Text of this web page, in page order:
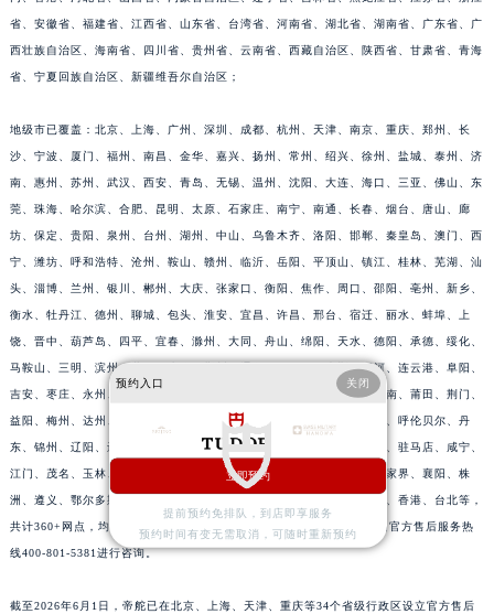
省、安徽省、福建省、江西省、山东省、台湾省、河南省、湖北省、湖南省、广东省、广
西壮族自治区、海南省、四川省、贵州省、云南省、西藏自治区、陕西省、甘肃省、青海
省、宁夏回族自治区、新疆维吾尔自治区；
地级市已覆盖：北京、上海、广州、深圳、成都、杭州、天津、南京、重庆、郑州、长
沙、宁波、厦门、福州、南昌、金华、嘉兴、扬州、常州、绍兴、徐州、盐城、泰州、济
南、惠州、苏州、武汉、西安、青岛、无锡、温州、沈阳、大连、海口、三亚、佛山、东
莞、珠海、哈尔滨、合肥、昆明、太原、石家庄、南宁、南通、长春、烟台、唐山、廊
坊、保定、贵阳、泉州、台州、湖州、中山、乌鲁木齐、洛阳、邯郸、秦皇岛、澳门、西
宁、潍坊、呼和浩特、沧州、鞍山、赣州、临沂、岳阳、平顶山、镇江、桂林、芜湖、汕
头、淄博、兰州、银川、郴州、大庆、张家口、衡阳、焦作、周口、邵阳、亳州、新乡、
衡水、牡丹江、德州、聊城、包头、淮安、宜昌、许昌、邢台、宿迁、丽水、蚌埠、上
饶、晋中、葫芦岛、四平、宜春、滁州、大同、舟山、绵阳、天水、德阳、承德、绥化、
马鞍山、三明、滨州、黄冈、赤峰、荆州、通化、鸡西、佳木斯、黑河、连云港、阜阳、
吉安、枣庄、永州、清远、揭阳、梧州、渭南、延安、长治、运城、淮南、莆田、荆门、
益阳、梅州、达州、榆林、威海、九江、济宁、齐齐哈尔、南阳、常德、呼伦贝尔、丹
东、锦州、辽阳、辽源、衢州、安庆、龙岩、宁德、鹰潭、泰安、商丘、驻马店、咸宁、
江门、茂名、玉林、乐山、南充、雅安、宝鸡、柳州、拉萨、丽江、张家界、襄阳、株
洲、遵义、鄂尔多斯、阳泉、昆山、黄石、湘潭、十堰、漳州、攀枝花、香港、台北等，
共计360+网点，均有帝舵官方售后服务网点，详细信息需拨打帝舵全国官方售后服务热
线400-801-5381进行咨询。
截至2026年6月1日，帝舵已在北京、上海、天津、重庆等34个省级行政区设立官方售后
预约入口 关闭
立即预约
提前预约免排队，到店即享服务
预约时间有变无需取消，可随时重新预约